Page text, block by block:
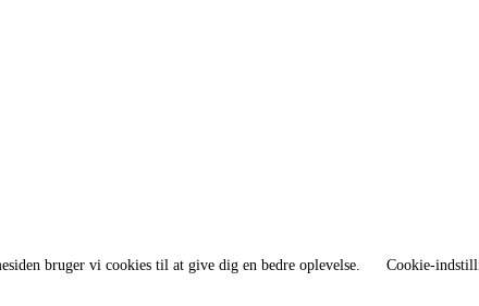
bruger vi cookies til at give dig en bedre oplevelse. Cookie-